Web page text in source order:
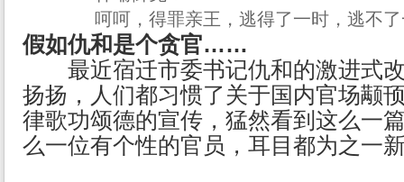
呵呵，得罪亲王，逃得了一时，逃不了
假如仇和是个贪官……
最近宿迁市委书记仇和的激进式改
扬扬，人们都习惯了关于国内官场颟
律歌功颂德的宣传，猛然看到这么一
么一位有个性的官员，耳目都为之一